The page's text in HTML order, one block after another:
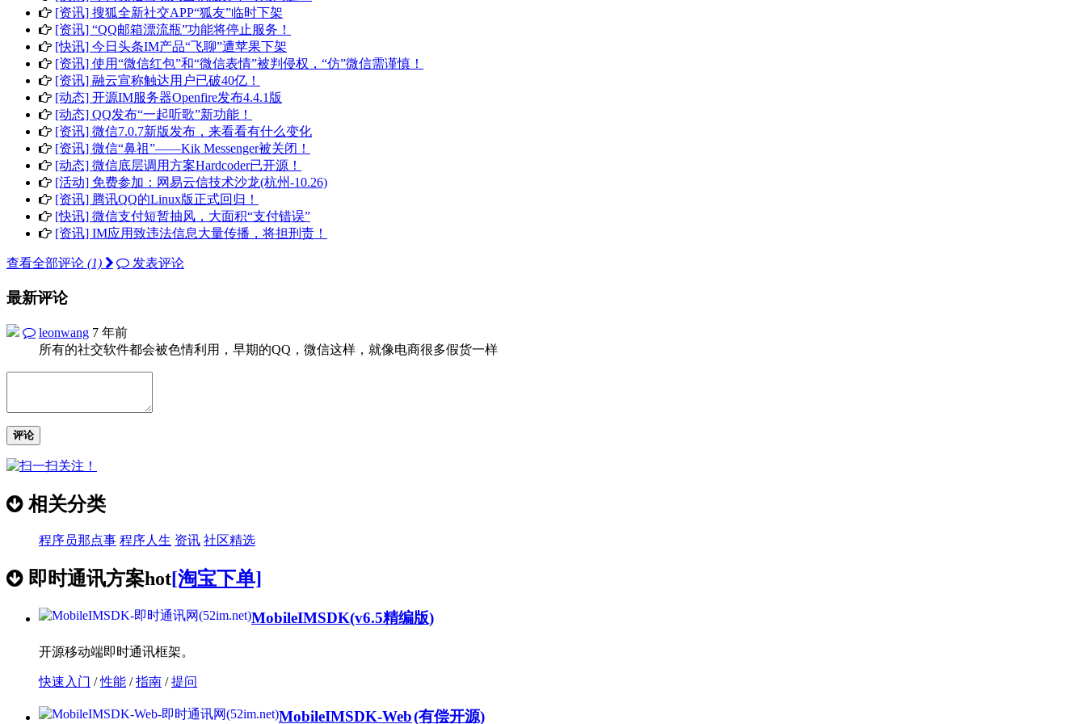
[资讯] 搜狐全新社交APP“狐友”临时下架
[资讯] “QQ邮箱漂流瓶”功能将停止服务！
[快讯] 今日头条IM产品“飞聊”遭苹果下架
[资讯] 使用“微信红包”和“微信表情”被判侵权，“仿”微信需谨慎！
[资讯] 融云宣称触达用户已破40亿！
[动态] 开源IM服务器Openfire发布4.4.1版
[动态] QQ发布“一起听歌”新功能！
[资讯] 微信7.0.7新版发布，来看看有什么变化
[资讯] 微信“鼻祖”——Kik Messenger被关闭！
[动态] 微信底层调用方案Hardcoder已开源！
[活动] 免费参加：网易云信技术沙龙(杭州-10.26)
[资讯] 腾讯QQ的Linux版正式回归！
[快讯] 微信支付短暂抽风，大面积“支付错误”
[资讯] IM应用致违法信息大量传播，将担刑责！
查看全部评论 (1) 发表评论
最新评论
leonwang 7 年前
所有的社交软件都会被色情利用，早期的QQ，微信这样，就像电商很多假货一样
评论
相关分类
程序员那点事 程序人生 资讯 社区精选
即时通讯方案hot[淘宝下单]
MobileIMSDK(v6.5精编版)
开源移动端即时通讯框架。
快速入门 / 性能 / 指南 / 提问
MobileIMSDK-Web(有偿开源)